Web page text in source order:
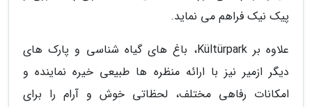
پیک نیک فراهم می نماید.
علاوه بر Kültürpark، باغ های گیاه شناسی و پارک های
دیگر ازمیر نیز با ارائه منظره ها طبیعی خیره نماینده و
امکانات رفاهی مختلف، لحظاتی خوش و آرام را برای